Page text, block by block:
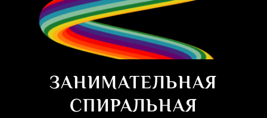
ЗАНИМАТЕЛЬНАЯ
СПИРАЛЬНАЯ